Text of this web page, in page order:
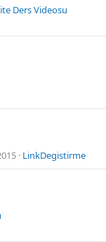
Ders Videosu
LinkDegistirme